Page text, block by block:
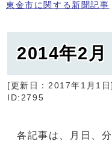
東金市に関する新聞記事
2014年2月
[更新日： 2017年1月1日]
ID:2795
各記事は、月日、